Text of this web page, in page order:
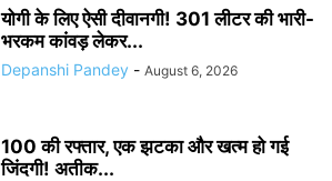
योगी के लिए ऐसी दीवानगी! 301 लीटर की भारी-
भरकम कांवड़ लेकर...
Depanshi Pandey - August 6, 2026
100 की रफ्तार, एक झटका और खत्म हो गई
जिंदगी! अतीक...